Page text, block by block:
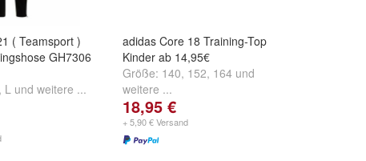
( Teamsport )
GH7306
, L und weitere ...
adidas Core 18 Training-Top
Kinder ab 14,95€
Größe: 140, 152, 164 und
weitere ...
18,95 €
+ 5,90 € Versand